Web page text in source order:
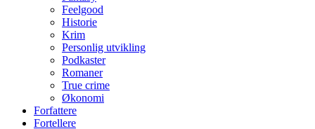
Feelgood
Historie
Krim
Personlig utvikling
Podkaster
Romaner
True crime
Økonomi
Forfattere
Fortellere